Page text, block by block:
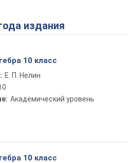
Play Video
издания
10 класс
Е. П. Нелин
Академический уровень
10 класс